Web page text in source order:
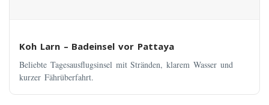
Koh Larn – Badeinsel vor Pattaya
Beliebte Tagesausflugsinsel mit Stränden, klarem Wasser und
kurzer Fährüberfahrt.